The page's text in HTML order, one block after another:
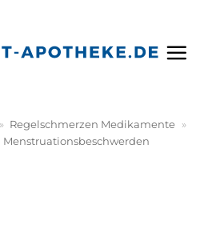
» Regelschmerzen Medikamente »